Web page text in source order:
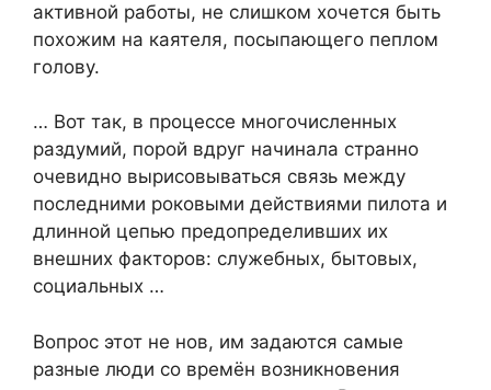
активной работы, не слишком хочется быть
похожим на каятеля, посыпающего пеплом
голову.
… Вот так, в процессе многочисленных
раздумий, порой вдруг начинала странно
очевидно вырисовываться связь между
последними роковыми действиями пилота и
длинной цепью предопределивших их
внешних факторов: служебных, бытовых,
социальных …
Вопрос этот не нов, им задаются самые
разные люди со времён возникновения